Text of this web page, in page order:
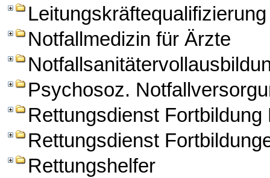
Leitungskräftequalifizierung
Notfallmedizin für Ärzte
Psychosoz.
Rettungsdienst Fortbildung
Rettungsdienst
Rettungshelfer